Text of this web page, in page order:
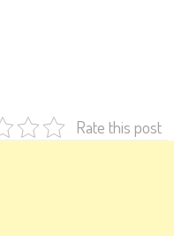
Rate this post